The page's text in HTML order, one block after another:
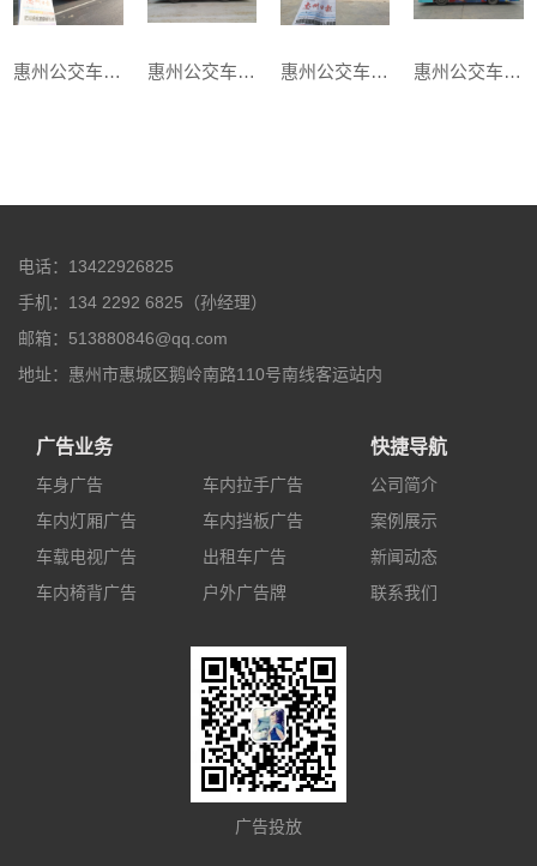
惠州公交车身广告-统一阿萨姆奶茶车身广告 惠州公交车身广告-尚品宅配车身广告案例 惠州公交车身广告-宏宇陶瓷车身广告案例 惠州公交车身广告-红牛车身广告客户案例
电话：13422926825
手机：134 2292 6825（孙经理）
邮箱：513880846@qq.com
地址：惠州市惠城区鹅岭南路110号南线客运站内
广告业务
车身广告
车内灯厢广告
车载电视广告
车内椅背广告
车内拉手广告
车内挡板广告
出租车广告
户外广告牌
快捷导航
公司简介
案例展示
新闻动态
联系我们
广告投放